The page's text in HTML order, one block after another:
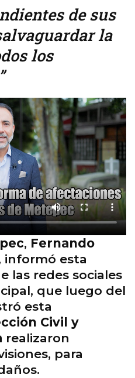
de sus
la
los
, Fernando
informó esta
las redes sociales
que luego del
esta
Civil y
realizaron
para